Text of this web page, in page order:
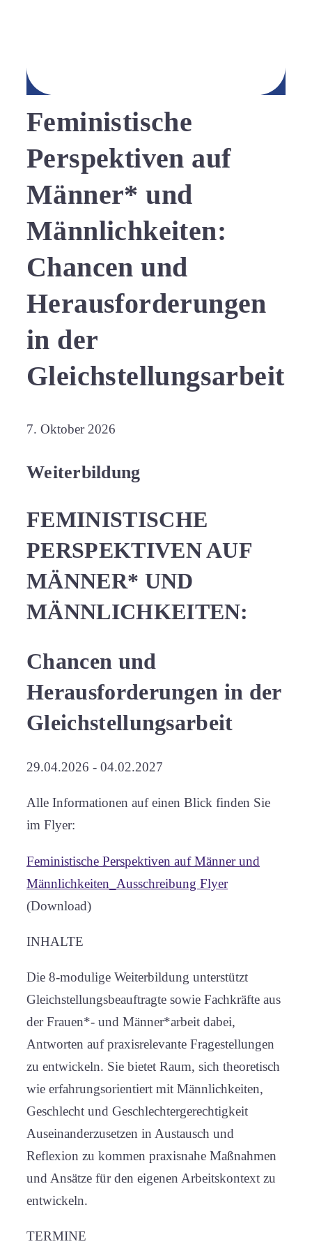
Feministische
Perspektiven auf
Männer* und
Männlichkeiten:
Chancen und
Herausforderungen
in der
Gleichstellungsarbeit
Feministische
auf
und
Männlichkeiten:
Chancen
und
Herausforderungen
der
Gleichstellungsarbeit
7. Oktober 2026
Weiterbildung
FEMINISTISCHE
PERSPEKTIVEN AUF
MÄNNER* UND
MÄNNLICHKEITEN:
Chancen und
Herausforderungen in der
Gleichstellungsarbeit
29.04.2026 - 04.02.2027
Alle Informationen auf einen Blick finden Sie
im Flyer:
Feministische Perspektiven auf Männer und
Männlichkeiten_Ausschreibung Flyer
(Download)
INHALTE
Die 8-modulige Weiterbildung unterstützt
Gleichstellungsbeauftragte sowie Fachkräfte aus
der Frauen*- und Männer*arbeit dabei,
Antworten auf praxisrelevante Fragestellungen
zu entwickeln. Sie bietet Raum, sich theoretisch
wie erfahrungsorientiert mit Männlichkeiten,
Geschlecht und Geschlechtergerechtigkeit
Auseinanderzusetzen in Austausch und
Reflexion zu kommen praxisnahe Maßnahmen
und Ansätze für den eigenen Arbeitskontext zu
entwickeln.
TERMINE